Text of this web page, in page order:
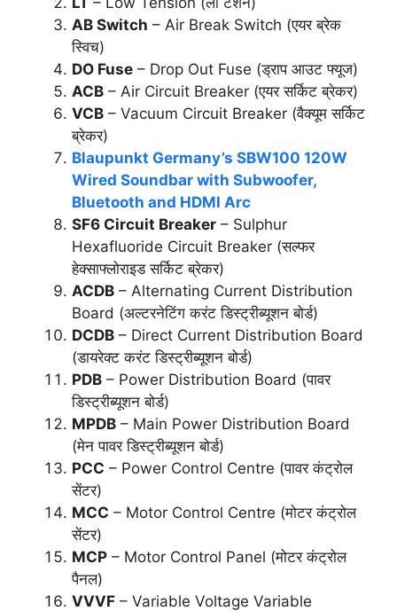
AB Switch – Air Break Switch (एयर ब्रेक
स्विच)
DO Fuse – Drop Out Fuse (ड्राप आउट फ्यूज)
ACB – Air Circuit Breaker (एयर सर्किट ब्रेकर)
VCB – Vacuum Circuit Breaker (वैक्यूम सर्किट
ब्रेकर)
Blaupunkt Germany’s SBW100 120W
Wired Soundbar with Subwoofer,
Bluetooth and HDMI Arc
SF6 Circuit Breaker – Sulphur
Hexafluoride Circuit Breaker (सल्फर
हेक्साफ्लोराइड सर्किट ब्रेकर)
ACDB – Alternating Current Distribution
Board (अल्टरनेटिंग करंट डिस्ट्रीब्यूशन बोर्ड)
DCDB – Direct Current Distribution Board
(डायरेक्ट करंट डिस्ट्रीब्यूशन बोर्ड)
PDB – Power Distribution Board (पावर
डिस्ट्रीब्यूशन बोर्ड)
MPDB – Main Power Distribution Board
(मेन पावर डिस्ट्रीब्यूशन बोर्ड)
PCC – Power Control Centre (पावर कंट्रोल
सेंटर)
MCC – Motor Control Centre (मोटर कंट्रोल
सेंटर)
MCP – Motor Control Panel (मोटर कंट्रोल
पैनल)
VVVF – Variable Voltage Variable